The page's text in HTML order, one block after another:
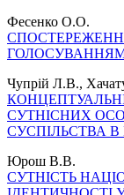
Фесенко О.О.
Чупрій Л.В.,
СУТНІСНИХ
СУСПІЛЬСТВА В
Юрош В.В.
СУТНІСТЬ